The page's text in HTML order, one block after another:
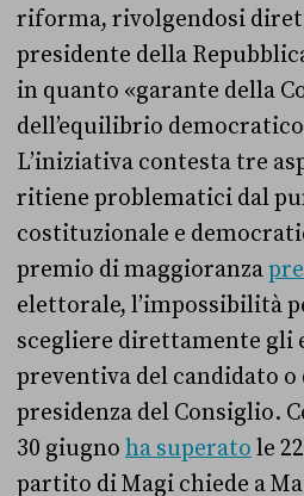
riforma, rivolgendosi
presidente della
in quanto «garante della
dell’equilibrio
L’iniziativa contesta tre
ritiene problematici dal
costituzionale e
premio di maggioranza
elettorale, l’impossibilità
scegliere direttamente gli
preventiva del candidato
presidenza del Consiglio.
30 giugno ha superato le
partito di Magi chiede a